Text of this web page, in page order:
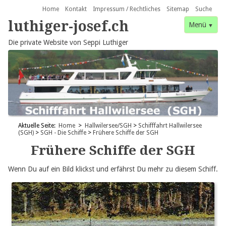
Menü
überspringen
Suche
Sitemap
Impressum / Rechtliches
Kontakt
Home
luthiger-josef.ch
Die private Website von Seppi Luthiger
überspringen
Home
Von Schwerin nach Berlin
Namibia
überspringen
Seetal und Hallwilersee
SGH - Das Unternehmen
SGH - Die Schiffe
Aktuelle Seite: Home > Hallwilersee/SGH > Schifffahrt Hallwilersee
(SGH) > SGH - Die Schiffe > Frühere Schiffe der SGH
Frühere Schiffe der SGH
Wenn Du auf ein Bild klickst und erfährst Du mehr zu diesem Schiff.